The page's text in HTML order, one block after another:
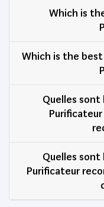
Which is
Which is the best value for money refurbished
Quelles
Quelles
Purificateur